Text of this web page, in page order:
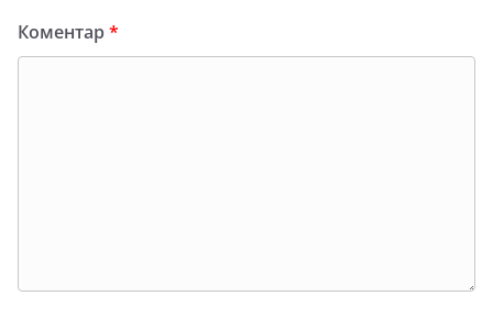
Коментар*